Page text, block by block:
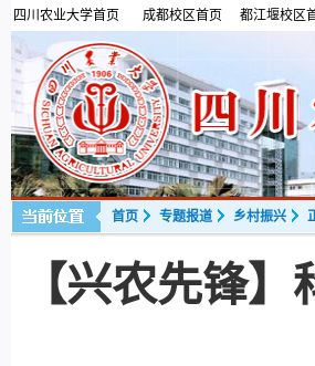
四川农业大学首页 成都校区首页 都江堰校区
首页 专题报道 乡村振兴
【兴农先锋